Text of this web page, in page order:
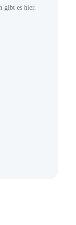
gibt es hier.